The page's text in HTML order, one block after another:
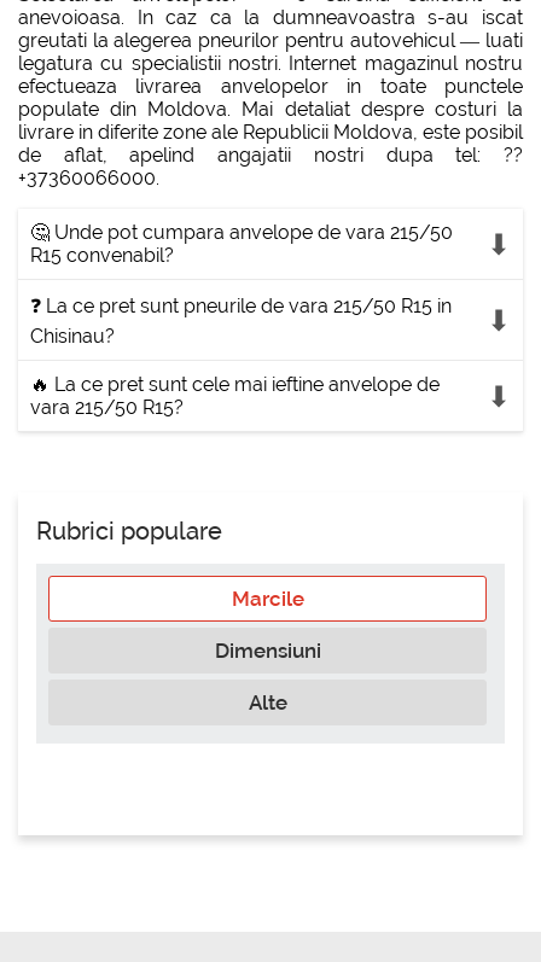
anevoioasa. In caz ca la dumneavoastra s-au iscat
greutati la alegerea pneurilor pentru autovehicul — luati
legatura cu specialistii nostri. Internet magazinul nostru
efectueaza livrarea anvelopelor in toate punctele
populate din Moldova. Mai detaliat despre costuri la
livrare in diferite zone ale Republicii Moldova, este posibil
de aflat, apelind angajatii nostri dupa tel: ??
+37360066000.
🤔 Unde pot cumpara anvelope de vara 215/50
R15 convenabil?
❓ La ce pret sunt pneurile de vara 215/50 R15 in
Chisinau?
🔥 La ce pret sunt cele mai ieftine anvelope de
vara 215/50 R15?
Rubrici populare
Marcile
Dimensiuni
Alte